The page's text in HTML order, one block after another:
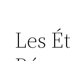
Les